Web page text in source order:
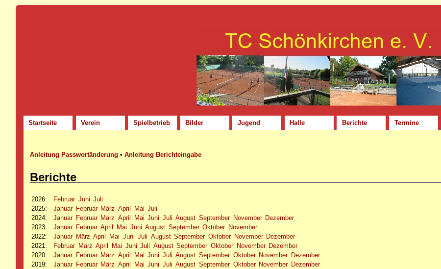
Startseite Verein Spielbetrieb Bilder Jugend Halle Berichte Termine
Anleitung Passwortänderung •Anleitung Berichteingabe
Berichte
2026: Februar Juni Juli
2025: Januar Februar März April Mai Juli
2024: Januar Februar März April Mai Juni Juli August September November Dezember
2023: Januar Februar April Mai Juni August September Oktober November
2022: Januar März April Mai Juni Juli August September Oktober November Dezember
2021 : Februar März April Mai Juni Juli August September Oktober November Dezember
2020: Januar Februar März April Mai Juni Juli August September Oktober November Dezember
2019: Januar Februar März April Mai Juni Juli August September Oktober November Dezember